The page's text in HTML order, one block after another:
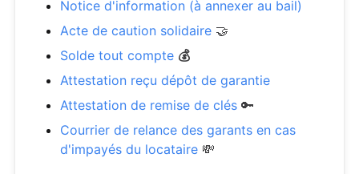
Notice d'information (à annexer au bail)
Acte de caution solidaire 🤝
Solde tout compte 💰
Attestation reçu dépôt de garantie
Attestation de remise de clés 🔑
Courrier de relance des garants en cas
d'impayés du locataire 💸